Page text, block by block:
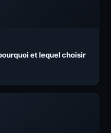
et lequel choisir